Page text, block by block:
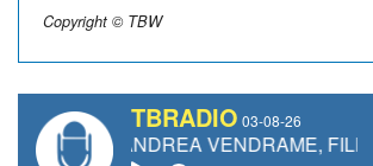
Copyright © TBW
TBRADIO 03-08-26
VENDRAME, FILIPPO FIORELLI